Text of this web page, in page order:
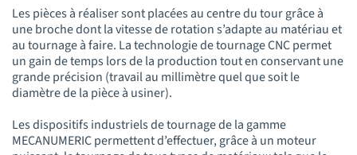
Les pièces à réaliser sont placées au centre du tour grâce à
une broche dont la vitesse de rotation s’adapte au matériau et
au tournage à faire. La technologie de tournage CNC permet
un gain de temps lors de la production tout en conservant une
grande précision (travail au millimètre quel que soit le
diamètre de la pièce à usiner).
Les dispositifs industriels de tournage de la gamme
MECANUMERIC permettent d’effectuer, grâce à un moteur